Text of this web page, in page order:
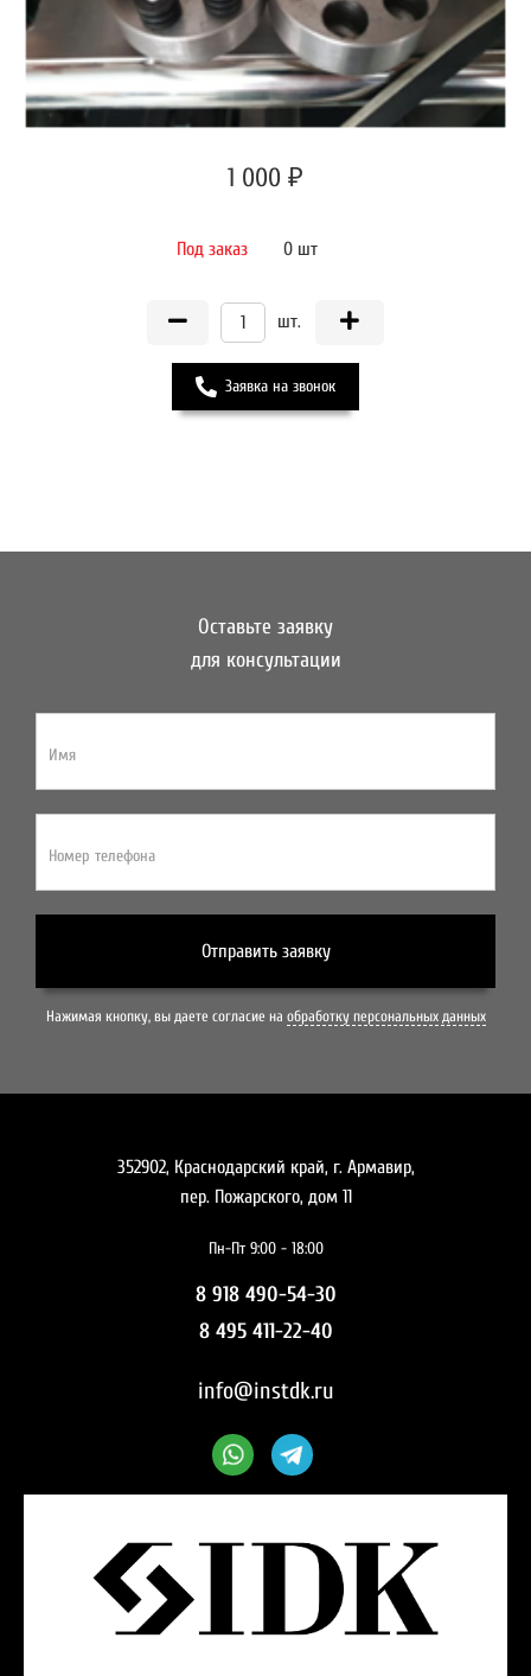
1 000 ₽
Под заказ 0 шт
шт.
Заявка на звонок
Оставьте заявку
для консультации
Имя
Номер телефона
Отправить заявку
Нажимая кнопку, вы даете согласие на обработку персональных данных
352902, Краснодарский край, г. Армавир,
пер. Пожарского, дом 11
Пн-Пт 9:00 - 18:00
8 918 490-54-30
8 495 411-22-40
info@instdk.ru